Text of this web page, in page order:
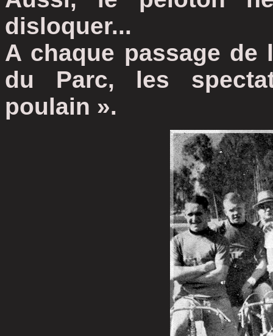
disloquer...
A chaque passage de
du Parc, les
poulain ».